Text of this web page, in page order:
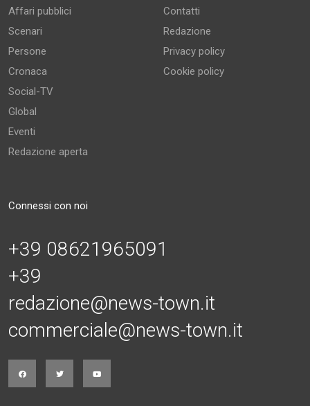
Affari pubblici
Scenari
Persone
Cronaca
Social-TV
Global
Eventi
Redazione aperta
Contatti
Redazione
Privacy policy
Cookie policy
Connessi con noi
+39 08621965091
+39
redazione@news-town.it
commerciale@news-town.it